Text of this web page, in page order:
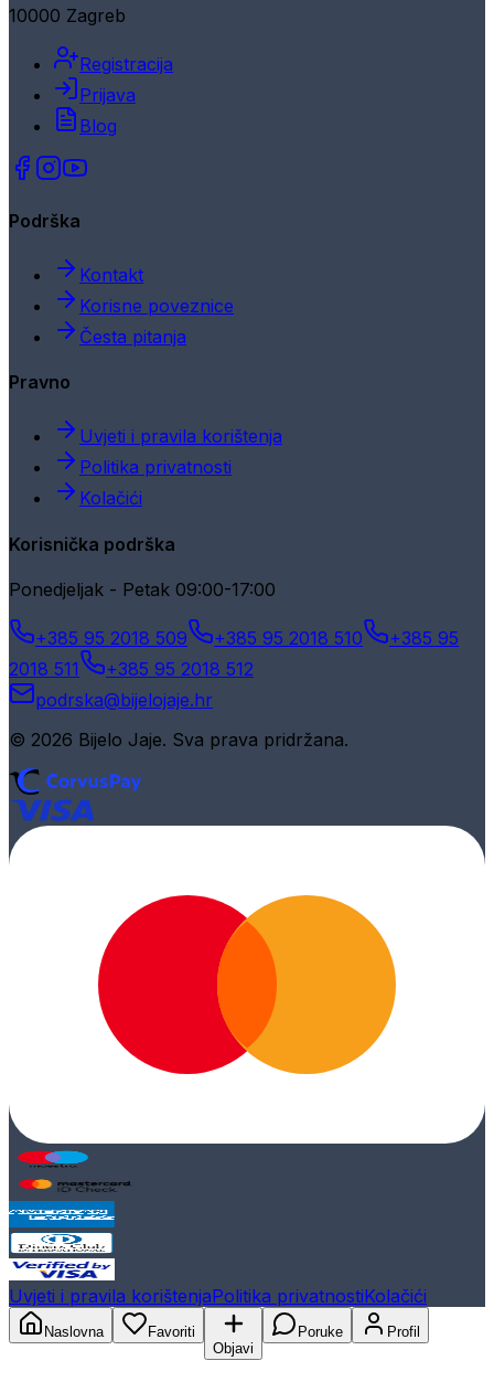
10000 Zagreb
Registracija
Prijava
Blog
Podrška
Kontakt
Korisne poveznice
Česta pitanja
Pravno
Uvjeti i pravila korištenja
Politika privatnosti
Kolačići
Korisnička podrška
Ponedjeljak - Petak 09:00-17:00
+385 95 2018 509 +385 95 2018 510
+385 95
2018 511
+385 95 2018 512
podrska@bijelojaje.hr
© 2026 Bijelo Jaje. Sva prava pridržana.
Uvjeti i pravila korištenjaPolitika privatnostiKolačići
Naslovna
Favoriti
Objavi
Poruke Profil